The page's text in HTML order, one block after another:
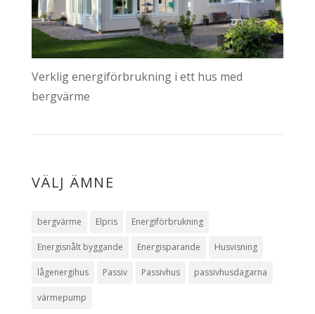
Verklig energiförbrukning i ett hus med
bergvärme
VÄLJ ÄMNE
bergvärme Elpris Energiförbrukning
Energisnålt byggande Energisparande Husvisning
lågenergihus Passiv Passivhus passivhusdagarna
värmepump